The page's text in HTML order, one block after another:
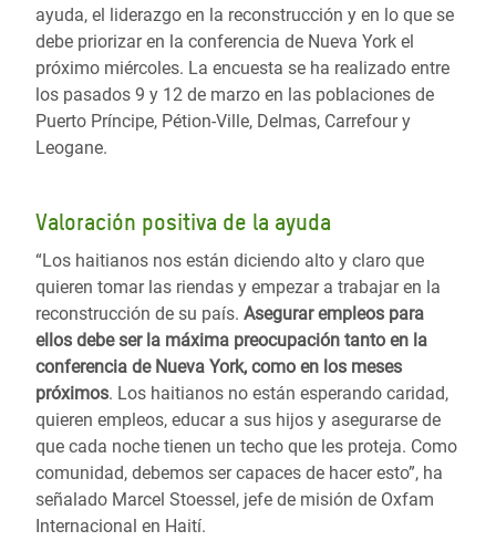
ayuda, el liderazgo en la reconstrucción y en lo que se
debe priorizar en la conferencia de Nueva York el
próximo miércoles. La encuesta se ha realizado entre
los pasados 9 y 12 de marzo en las poblaciones de
Puerto Príncipe, Pétion-Ville, Delmas, Carrefour y
Leogane.
Valoración positiva de la ayuda
“Los haitianos nos están diciendo alto y claro que
quieren tomar las riendas y empezar a trabajar en la
reconstrucción de su país. Asegurar empleos para
ellos debe ser la máxima preocupación tanto en la
conferencia de Nueva York, como en los meses
próximos. Los haitianos no están esperando caridad,
quieren empleos, educar a sus hijos y asegurarse de
que cada noche tienen un techo que les proteja. Como
comunidad, debemos ser capaces de hacer esto”, ha
señalado Marcel Stoessel, jefe de misión de Oxfam
Internacional en Haití.